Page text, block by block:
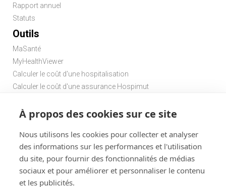
À propos des cookies sur ce site
Nous utilisons les cookies pour collecter et analyser
des informations sur les performances et l'utilisation
du site, pour fournir des fonctionnalités de médias
sociaux et pour améliorer et personnaliser le contenu
et les publicités.
Rapport annuel
Statuts
Outils
MaSanté
MyHealthViewer
Calculer le coût d'une hospitalisation
Calculer le coût d'une assurance Hospimut
Chercher un médecin de garde